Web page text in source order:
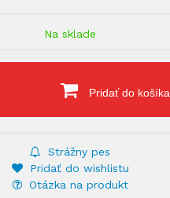
Na sklade
Pridať do košíka
Strážny pes
Pridať do wishlistu
Otázka na produkt